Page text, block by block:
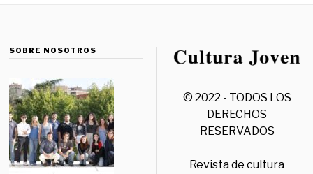
SOBRE NOSOTROS
© 2022 - TODOS LOS
DERECHOS
RESERVADOS
Revista de cultura